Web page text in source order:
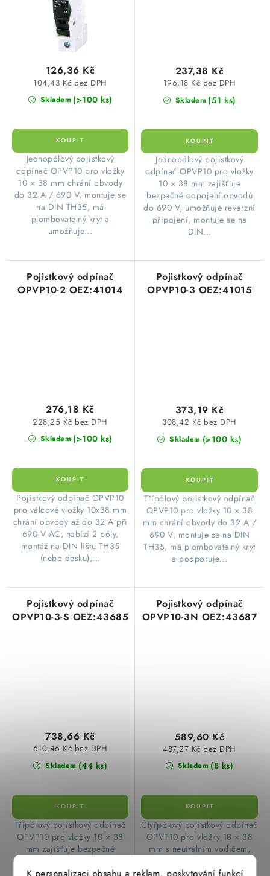
K personalizaci obsahu a reklam, poskytování funkcí
Skladem (>100 ks)
104,43 Kč bez DPH
126,36 Kč
​Jednopólový pojistkový
odpínač OPVP10 pro vložky
10 × 38 mm chrání obvody
do 32 A / 690 V, montuje se
na DIN TH35, má
plombovatelný kryt a
umožňuje...
Skladem (51 ks)
196,18 Kč bez DPH
237,38 Kč
​Jednopólový pojistkový
odpínač OPVP10 pro vložky
10 × 38 mm zajišťuje
bezpečné odpojení obvodů
do 690 V, umožňuje reverzní
připojení, montuje se na
DIN...
Pojistkový odpínač
OPVP10-2 OEZ:41014
Skladem (>100 ks)
228,25 Kč bez DPH
276,18 Kč
​Pojistkový odpínač OPVP10
pro válcové vložky 10x38 mm
chrání obvody až do 32 A při
690 V AC, nabízí 2 póly,
montáž na DIN lištu TH35
(nebo desku),...
Pojistkový odpínač
OPVP10-3 OEZ:41015
Skladem (>100 ks)
308,42 Kč bez DPH
373,19 Kč
​Třípólový pojistkový odpínač
OPVP10 pro vložky 10 × 38
mm chrání obvody do 32 A /
690 V, montuje se na DIN
TH35, má plombovatelný kryt
a podporuje...
Pojistkový odpínač
OPVP10-3-S OEZ:43685
Skladem (44 ks)
610,46 Kč bez DPH
738,66 Kč
​Třípólový pojistkový odpínač
OPVP10 pro vložky 10 × 38
mm zajišťuje bezpečné
odpojení obvodů do 690 V,
montuje se na DIN TH35 (45
Pojistkový odpínač
OPVP10-3N OEZ:43687
Skladem (8 ks)
487,27 Kč bez DPH
589,60 Kč
​Čtyřpólový pojistkový odpínač
OPVP10 pro vložky 10 × 38
mm s neutrálním vodičem,
bezpečné odpojení obvodů